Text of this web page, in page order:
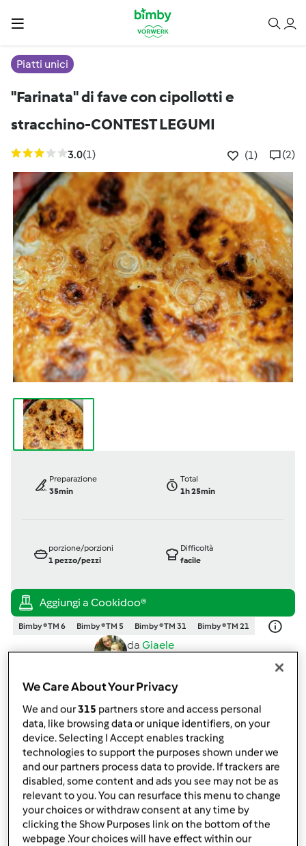
Piatti unici
"Farinata" di fave con cipollotti e
stracchino-CONTEST LEGUMI
3.0(1) (1) (2)
Preparazione
35min
Total
1h 25min
porzione/porzioni
1pezzo/pezzi
Difficoltà
facile
Bimby ® TM 6 Bimby ® TM 5 Bimby ® TM 31 Bimby ® TM 21
da Giaele
Aggiungi alle mie raccolte
condividi la ricetta
Crea variante
Ingredienti
We Care About Your Privacy
We and our315 partners store and access personal
data, like browsing data or unique identifiers, on your
device. Selecting I Accept enables tracking
technologies to support the purposes shown under we
and our partners process data to provide. If trackers are
disabled, some content and ads you see may not be as
relevant to you. You can resurface this menu to change
your choices or withdraw consent at any time by
clicking the Show Purposes link on the bottom of the
webpage .Your choices will have effect within our